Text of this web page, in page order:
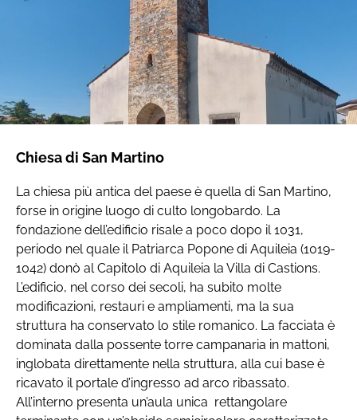
Chiesa di San Martino
La chiesa più antica del paese è quella di San Martino,
forse in origine luogo di culto longobardo. La
fondazione dell’edificio risale a poco dopo il 1031,
periodo nel quale il Patriarca Popone di Aquileia (1019-
1042) donò al Capitolo di Aquileia la Villa di Castions.
L’edificio, nel corso dei secoli, ha subito molte
modificazioni, restauri e ampliamenti, ma la sua
struttura ha conservato lo stile romanico. La facciata è
dominata dalla possente torre campanaria in mattoni,
inglobata direttamente nella struttura, alla cui base è
ricavato il portale d’ingresso ad arco ribassato.
All’interno presenta un’aula unica rettangolare